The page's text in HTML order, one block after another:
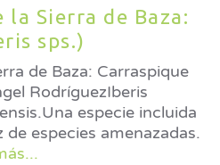
Sierra de Baza:
sps.)
de Baza: Carraspique
especie incluida
especies amenazadas.